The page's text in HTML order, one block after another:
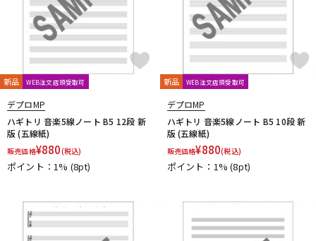
D&A GUITAR GEAR D’Addario
Daiking Corporation
D'andrea
Danelectro DARCO
DAVA
DAVID LABOGA
DEAN Dean Markley DEVISER
DiMarzio
DINGWALL
dmi guitar labs Doc Simons DR
Dr.DUCK'S
Editions Bim
ele-king books
EMERSON CUSTOM
EMG Enfini Custom Works
ENGL
Epiphone
ERNIE BALL EVH Famous
F-bass
Fender Fender Japan
Fender USA
Freedom Custom Guitar Research
新品 WEB注文店頭受取可
デプロMP
ハギトリ 音楽5線ノート B5 12段 新
版 (五線紙)
販売価格¥880(税込)
ポイント：1% (8pt)
新品 WEB注文店頭受取可
デプロMP
ハギトリ 音楽5線ノート B5 10段 新
版 (五線紙)
販売価格¥880(税込)
ポイント：1%(8pt)